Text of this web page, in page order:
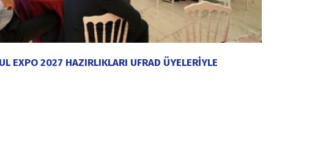
EXPO 2027 HAZIRLIKLARI UFRAD ÜYELERİYLE